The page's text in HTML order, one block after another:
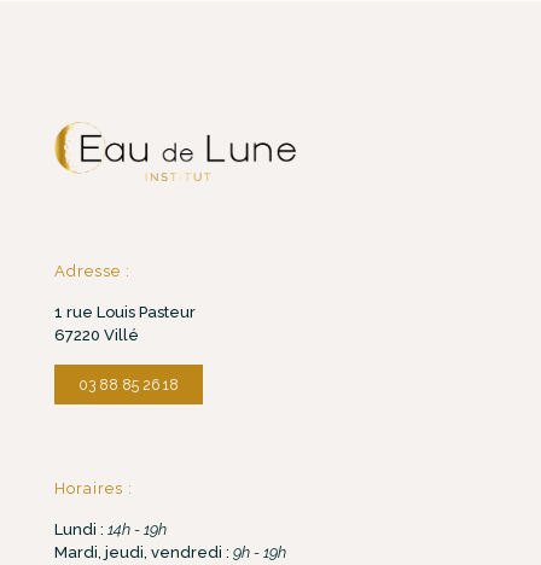
Adresse :
1 rue Louis Pasteur
67220 Villé
03 88 85 26 18
Horaires :
Lundi : 14h - 19h
Mardi, jeudi, vendredi : 9h - 19h